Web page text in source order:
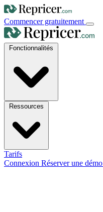
Commencer gratuitement
Tarifs
Connexion Réserver une démo